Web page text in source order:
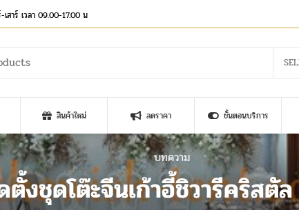
สาร์ เวลา 09.00-17.00 น
สินค้าใหม่ ลดราคา ขั้นตอนบริการ
บทความ
งชุดโต๊ะจีนเก้าอี้ชิวารีคริสตั